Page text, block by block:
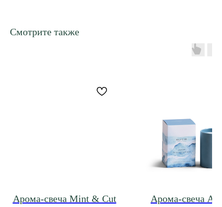
Смотрите также
Арома-свеча Mint & Cut
Арома-свеча